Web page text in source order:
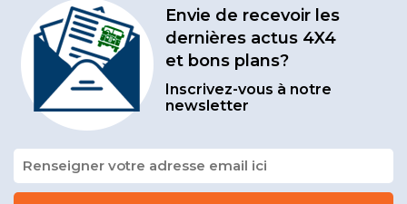
Envie de recevoir les
dernières actus 4X4
et bons plans?
Inscrivez-vous à notre
newsletter